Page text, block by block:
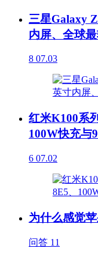
三星Galaxy
内屏、全球
8 07.03
红米K100系
100W快充与
6 07.02
为什么感觉
问答 11